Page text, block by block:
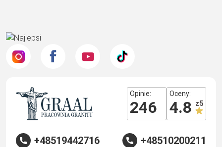
Opinie:
246
Oceny:
4.8 z 5
+48519442716
+48510200211